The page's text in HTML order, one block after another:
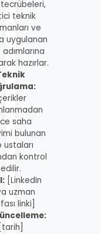
teknik
ve
uygulanan
hazırlar.
saha
bulunan
ustaları
kontrol
edilir.
[LinkedIn
uzman
linki]